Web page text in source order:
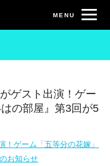
ゲスト出演！ゲー
の部屋』第3回が5
！ゲーム「五等分の花嫁」
お知らせ